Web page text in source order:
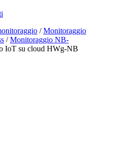
/Monitoraggio
/Monitoraggio NB-
IoT su cloud HWg-NB